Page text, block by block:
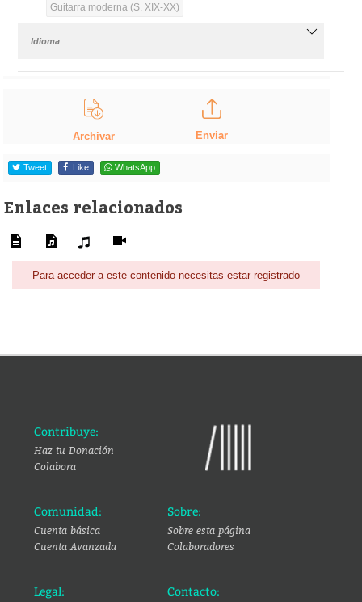
Guitarra moderna (S. XIX-XX)
Idioma
Archivar Enviar
Tweet Like WhatsApp
Enlaces relacionados
Para acceder a este contenido necesitas estar registrado
Contribuye:
Haz tu Donación
Colabora
Comunidad:
Cuenta básica
Cuenta Avanzada
Sobre:
Sobre esta página
Colaboradores
Legal: Contacto: